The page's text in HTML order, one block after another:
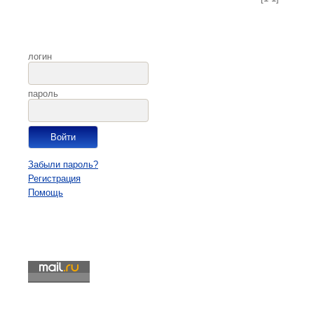
логин
пароль
Забыли пароль?
Регистрация
Помощь